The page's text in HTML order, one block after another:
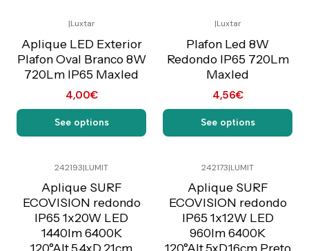
C/IVA
|Luxtar
Aplique LED Exterior
Plafon Oval Branco 8W
720Lm IP65 Maxled
4,00€
See options
C/IVA
|Luxtar
Plafon Led 8W
Redondo IP65 720Lm
Maxled
4,56€
See options
C/IVA
242193|LUMIT
Aplique SURF
ECOVISION redondo
IP65 1x20W LED
1440lm 6400K
120°Alt.5,4xD.21cm
C/IVA
242173|LUMIT
Aplique SURF
ECOVISION redondo
IP65 1x12W LED
960lm 6400K
120°Alt.5xD.16cm Preto